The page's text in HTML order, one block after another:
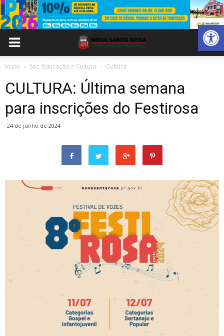
Abrir
Inicio Sec. Educação e Cultura Cultura
CULTURA: Última semana
para inscrições do Festirosa
24 de junho de 2024